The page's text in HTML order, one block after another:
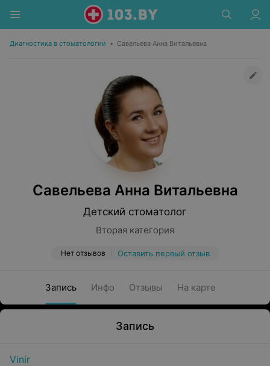
Диагностика в стоматологии • Савельева Анна Витальевна
Савельева Анна Витальевна
Детский стоматолог
Вторая категория
Нет отзывов Оставить первый отзыв
Запись Инфо Отзывы На карте
Запись
Vinir